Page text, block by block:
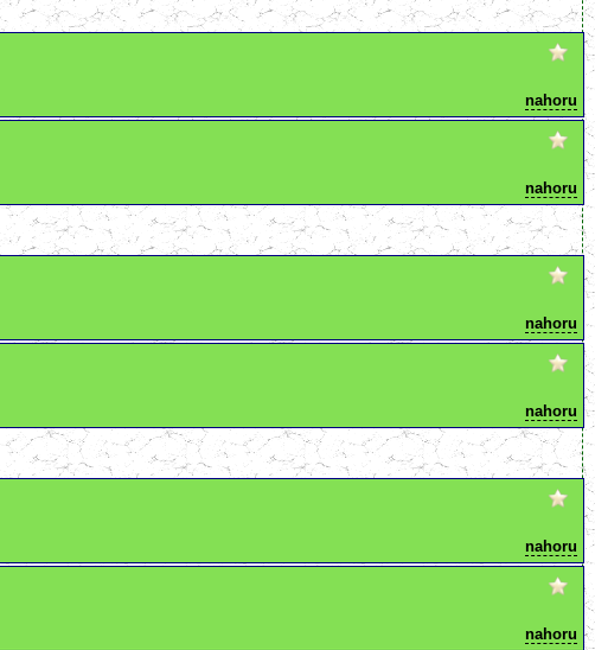
nahoru
nahoru
nahoru
nahoru
nahoru
nahoru